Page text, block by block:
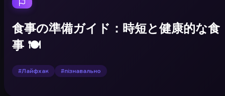
食事の準備ガイド：時短と健康的な食
事 🍽️
#Лайфхак #пізнавально